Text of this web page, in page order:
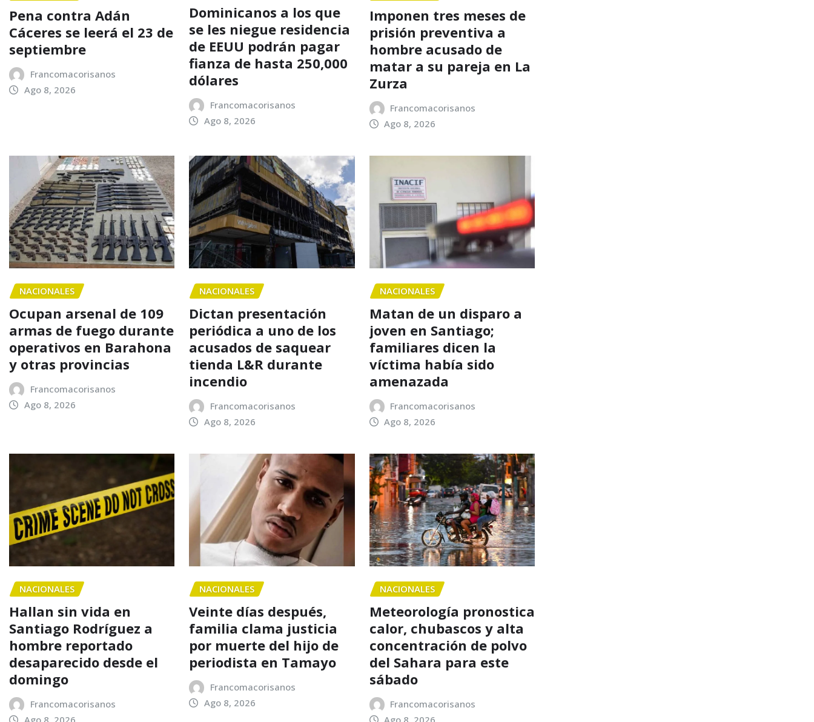
Pena contra Adán
Cáceres se leerá el 23 de
septiembre
Francomacorisanos
Ago 8, 2026
Dominicanos a los que
se les niegue residencia
de EEUU podrán pagar
fianza de hasta 250,000
dólares
Francomacorisanos
Ago 8, 2026
Imponen tres meses de
prisión preventiva a
hombre acusado de
matar a su pareja en La
Zurza
Francomacorisanos
Ago 8, 2026
NACIONALES
Ocupan arsenal de 109
armas de fuego durante
operativos en Barahona
y otras provincias
Francomacorisanos
Ago 8, 2026
NACIONALES
Dictan presentación
periódica a uno de los
acusados de saquear
tienda L&R durante
incendio
Francomacorisanos
Ago 8, 2026
NACIONALES
Matan de un disparo a
joven en Santiago;
familiares dicen la
víctima había sido
amenazada
Francomacorisanos
Ago 8, 2026
NACIONALES
Hallan sin vida en
Santiago Rodríguez a
hombre reportado
desaparecido desde el
domingo
Francomacorisanos
Ago 8, 2026
NACIONALES
Veinte días después,
familia clama justicia
por muerte del hijo de
periodista en Tamayo
Francomacorisanos
Ago 8, 2026
NACIONALES
Meteorología pronostica
calor, chubascos y alta
concentración de polvo
del Sahara para este
sábado
Francomacorisanos
Ago 8, 2026